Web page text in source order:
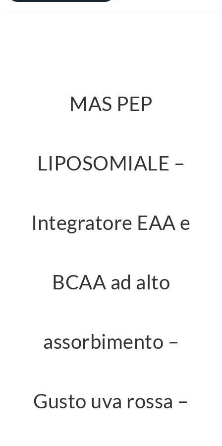
MAS PEP
LIPOSOMIALE –
Integratore EAA e
BCAA ad alto
assorbimento –
Gusto uva rossa –